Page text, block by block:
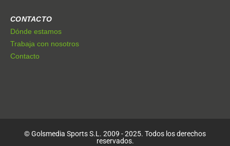
CONTACTO
Dónde estamos
Trabaja con nosotros
Contacto
© Golsmedia Sports S.L. 2009 - 2025. Todos los derechos
reservados.